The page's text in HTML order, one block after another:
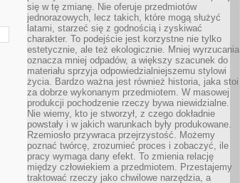
się w tę zmianę. Nie oferuje przedmiotów
jednorazowych, lecz takich, które mogą służyć
latami, starzeć się z godnością i zyskiwać
charakter. To podejście jest korzystne nie tylko
estetycznie, ale też ekologicznie. Mniej wyrzucania
oznacza mniej odpadów, a większy szacunek do
materiału sprzyja odpowiedzialniejszemu stylowi
życia. Bardzo ważna jest również historia, jaka stoi
za dobrze wykonanym przedmiotem. W masowej
produkcji pochodzenie rzeczy bywa niewidzialne.
Nie wiemy, kto je stworzył, z czego dokładnie
powstały i w jakich warunkach były produkowane.
Rzemiosło przywraca przejrzystość. Możemy
poznać twórcę, zrozumieć proces i zobaczyć, ile
pracy wymaga dany efekt. To zmienia relację
między człowiekiem a przedmiotem. Przestajemy
traktować rzeczy jako chwilowe narzędzia, a